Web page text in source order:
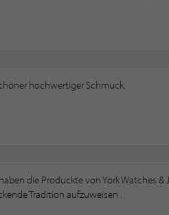
hochwertiger Schmuck.
die Produckte von York Watches
Tradition aufzuweisen .